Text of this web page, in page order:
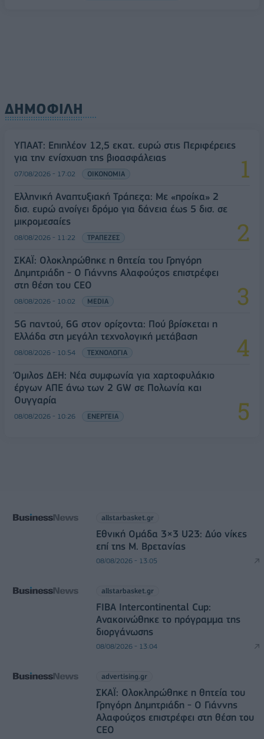
ΔΗΜΟΦΙΛΗ
ΥΠΑΑΤ: Επιπλέον 12,5 εκατ. ευρώ στις Περιφέρειες
για την ενίσχυση της βιοασφάλειας
07/08/2026 - 17:02 ΟΙΚΟΝΟΜΙΑ
Ελληνική Αναπτυξιακή Τράπεζα: Με «προίκα» 2
δισ. ευρώ ανοίγει δρόμο για δάνεια έως 5 δισ. σε
μικρομεσαίες
08/08/2026 - 11:22 ΤΡΑΠΕΖΕΣ
ΣΚΑΪ: Ολοκληρώθηκε η θητεία του Γρηγόρη
Δημητριάδη - Ο Γιάννης Αλαφούζος επιστρέφει
στη θέση του CEO
08/08/2026 - 10:02 MEDIA
5G παντού, 6G στον ορίζοντα: Πού βρίσκεται η
Ελλάδα στη μεγάλη τεχνολογική μετάβαση
08/08/2026 - 10:54 ΤΕΧΝΟΛΟΓΙΑ
Όμιλος ΔΕΗ: Νέα συμφωνία για χαρτοφυλάκιο
έργων ΑΠΕ άνω των 2 GW σε Πολωνία και
Ουγγαρία
08/08/2026 - 10:26 ΕΝΕΡΓΕΙΑ
allstarbasket.gr
Εθνική Ομάδα 3×3 U23: Δύο νίκες
επί της Μ. Βρετανίας
08/08/2026 - 13:05
allstarbasket.gr
FIBA Intercontinental Cup:
Ανακοινώθηκε το πρόγραμμα της
διοργάνωσης
08/08/2026 - 13:04
advertising.gr
ΣΚΑΪ: Ολοκληρώθηκε η θητεία του
Γρηγόρη Δημητριάδη - Ο Γιάννης
Αλαφούζος επιστρέφει στη θέση του
CEO